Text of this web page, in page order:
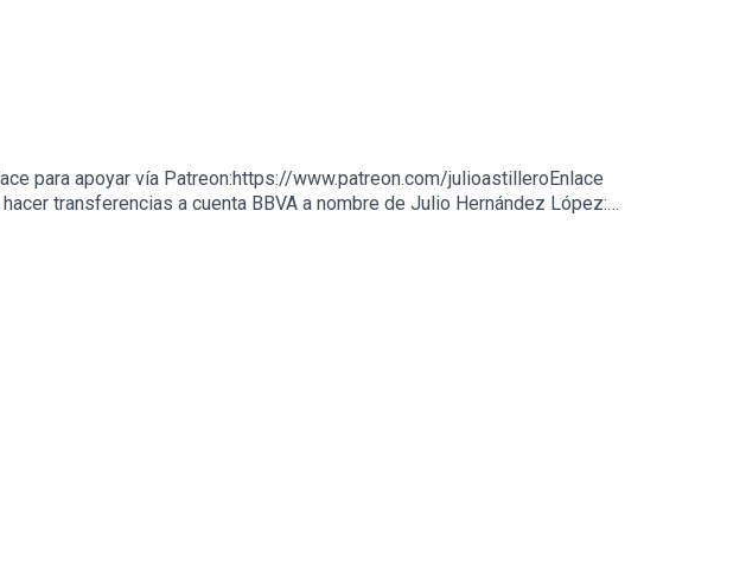
para apoyar vía Patreon:https://www.patreon.com/julioastilleroEnlace
transferencias a cuenta BBVA a nombre de Julio Hernández López: